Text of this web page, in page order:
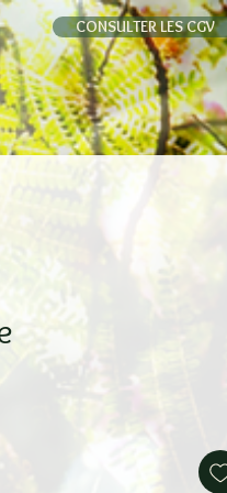
CONSULTER LES CGV